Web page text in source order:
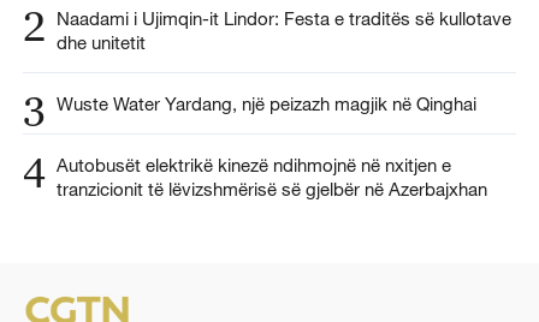
2
Naadami i Ujimqin-it Lindor: Festa e traditës së kullotave
dhe unitetit
3 Wuste Water Yardang, një peizazh magjik në Qinghai
4 Autobusët elektrikë kinezë ndihmojnë në nxitjen e
tranzicionit të lëvizshmërisë së gjelbër në Azerbajxhan